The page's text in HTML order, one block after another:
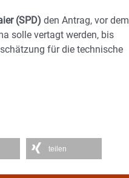
(SPD) den Antrag, vor dem
solle vertagt werden, bis
für die technische
teilen